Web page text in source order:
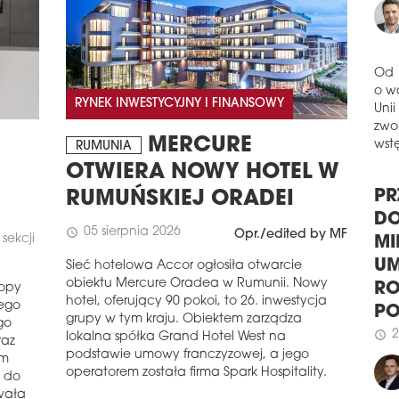
do
RYNEK INWESTYCYJNY I FINANSOWY
RUMUNIA
MERCURE
OTWIERA NOWY HOTEL W
RUMUŃSKIEJ ORADEI
schedule 05 sierpnia 2026 Opr./edited by MF
Sieć hotelowa Accor ogłosiła otwarcie
obiektu Mercure Oradea w Rumunii. Nowy
hotel, oferujący 90 pokoi, to 26. inwestycja
grupy w tym kraju. Obiektem zarządza
lokalna spółka Grand Hotel West na
podstawie umowy franczyzowej, a jego
operatorem została firma Spark Hospitality.
schedule
DO
Od
o
schedule